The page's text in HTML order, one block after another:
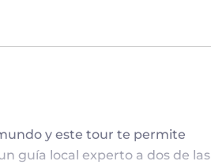
y este tour te permite
guía local experto a dos de las